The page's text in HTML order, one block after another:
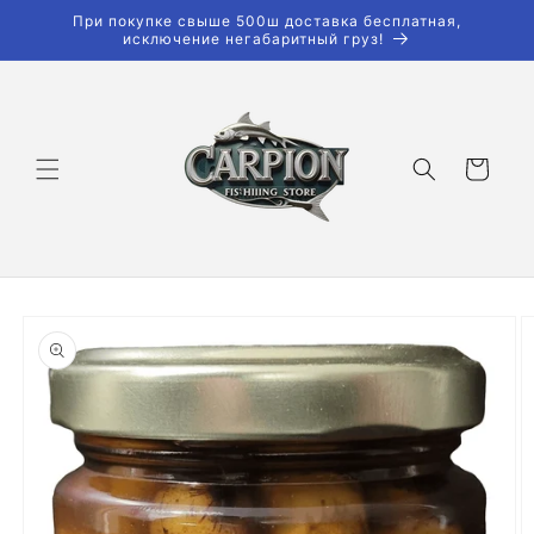
При покупке свыше 500ш доставка бесплатная,
исключение негабаритный груз!
Корзина
информации
о продукте